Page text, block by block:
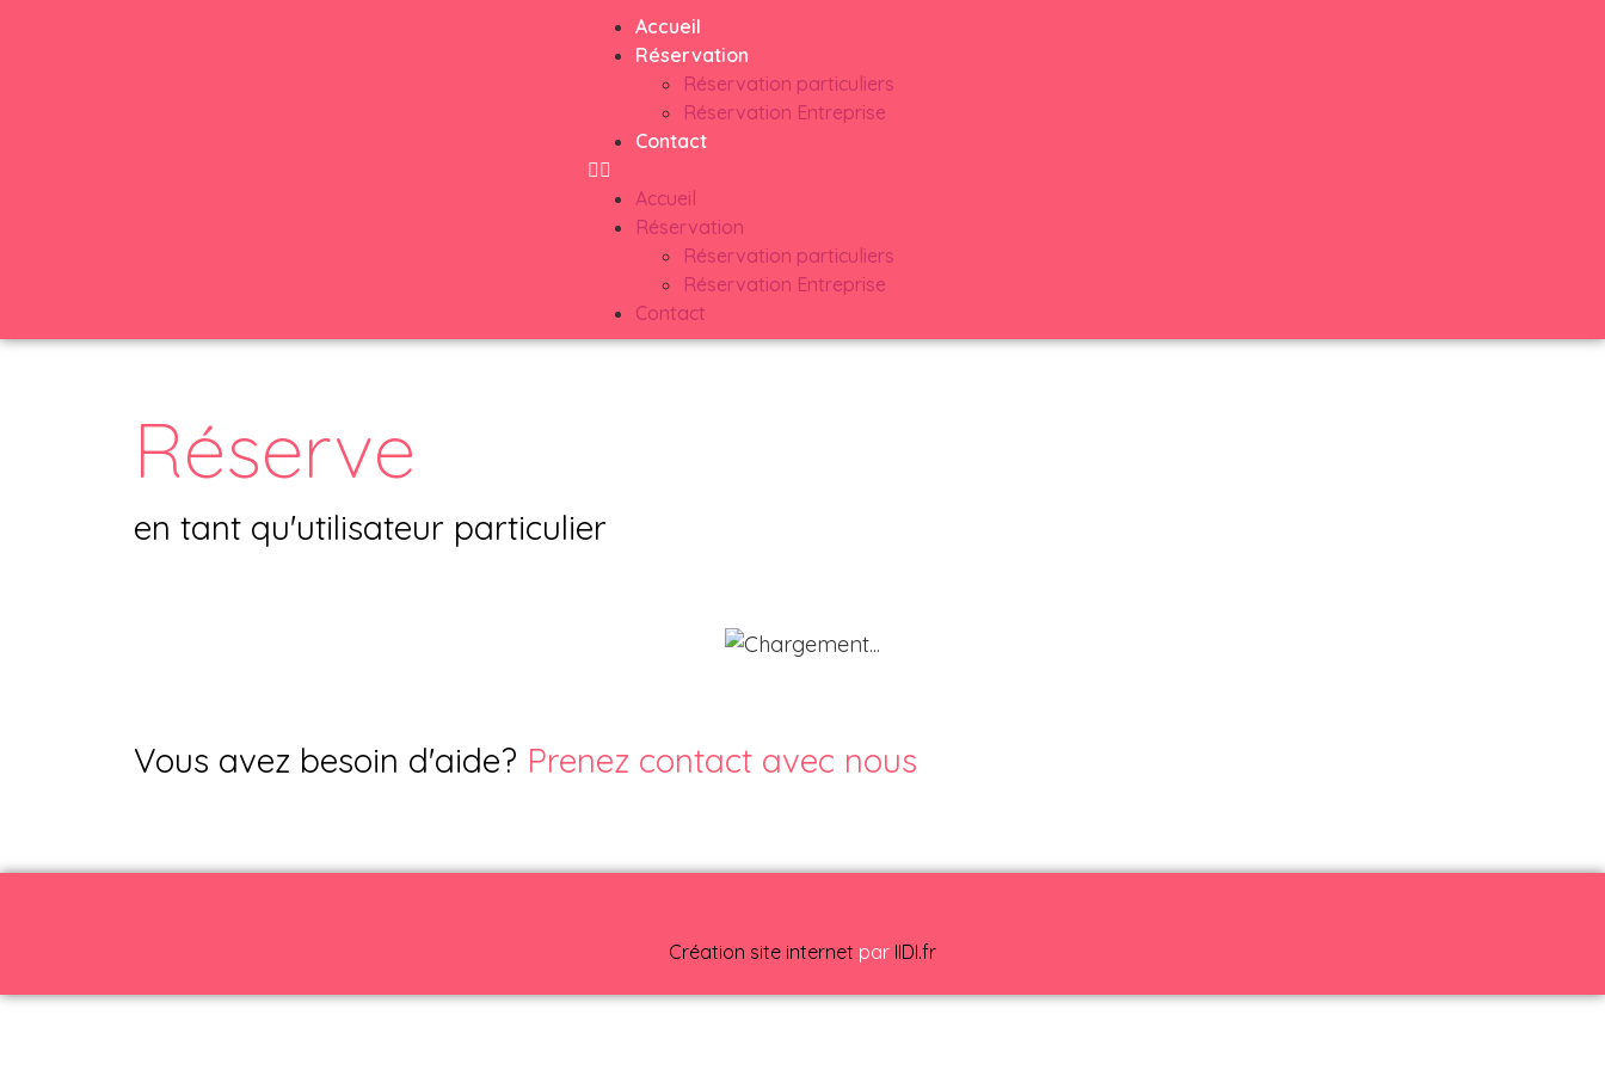
Accueil
Réservation
Réservation particuliers
Réservation Entreprise
Contact
Accueil
Réservation
Réservation particuliers
Réservation Entreprise
Contact
Réserve
en tant qu'utilisateur particulier
Vous avez besoin d'aide? Prenez contact avec nous
Création site internet par IIDI.fr